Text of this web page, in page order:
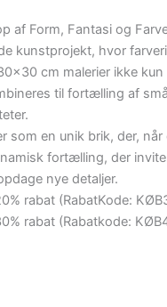
af Form, Fantasi og
kunstprojekt, hvor
cm malerier ikke kun
til fortælling af
som en unik brik, der, når
fortælling, der
nye detaljer.
rabat (RabatKode:
rabat (Rabatkode: